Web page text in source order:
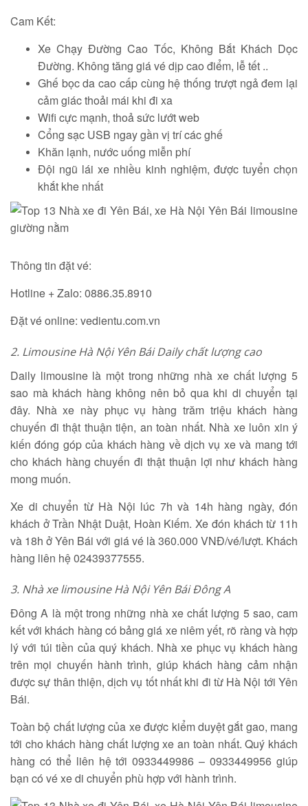
Cam Kết:
Xe Chạy Đường Cao Tốc, Không Bắt Khách Dọc
Đường. Không tăng giá vé dịp cao điểm, lễ tết ..
Ghế bọc da cao cấp cùng hệ thống trượt ngả đem lại
cảm giác thoải mái khi đi xa
Wifi cực mạnh, thoả sức lướt web
Cổng sạc USB ngay gần vị trí các ghế
Khăn lạnh, nước uống miễn phí
Đội ngũ lái xe nhiều kinh nghiệm, được tuyển chọn
khắt khe nhất
Thông tin đặt vé:
Hotline + Zalo: 0886.35.8910
Đặt vé online: vedientu.com.vn
2. Limousine Hà Nội Yên Bái Daily chất lượng cao
Daily limousine là một trong những nhà xe chất lượng 5
sao mà khách hàng không nên bỏ qua khi di chuyển tại
đây. Nhà xe này phục vụ hàng trăm triệu khách hàng
chuyến đi thật thuận tiện, an toàn nhất. Nhà xe luôn xin ý
kiến đóng góp của khách hàng về dịch vụ xe và mang tới
cho khách hàng chuyến đi thật thuận lợi như khách hàng
mong muốn.
Xe di chuyển từ Hà Nội lúc 7h và 14h hàng ngày, đón
khách ở Trần Nhật Duật, Hoàn Kiếm. Xe đón khách từ 11h
và 18h ở Yên Bái với giá vé là 360.000 VNĐ/vé/lượt. Khách
hàng liên hệ 02439377555.
3. Nhà xe limousine Hà Nội Yên Bái Đông A
Đông A là một trong những nhà xe chất lượng 5 sao, cam
kết với khách hàng có bảng giá xe niêm yết, rõ ràng và hợp
lý với túi tiền của quý khách. Nhà xe phục vụ khách hàng
trên mọi chuyến hành trình, giúp khách hàng cảm nhận
được sự thân thiện, dịch vụ tốt nhất khi đi từ Hà Nội tới Yên
Bái.
Toàn bộ chất lượng của xe được kiểm duyệt gắt gao, mang
tới cho khách hàng chất lượng xe an toàn nhất. Quý khách
hàng có thể liên hệ tới 0933449986 – 0933449956 giúp
bạn có vé xe di chuyển phù hợp với hành trình.